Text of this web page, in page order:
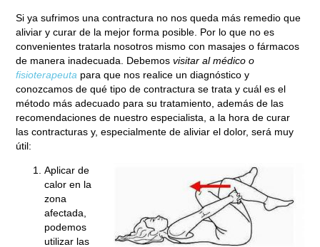
Si ya sufrimos una contractura no nos queda más remedio que
aliviar y curar de la mejor forma posible. Por lo que no es
convenientes tratarla nosotros mismo con masajes o fármacos
de manera inadecuada. Debemosvisitar al médico o
fisioterapeuta para que nos realice un diagnóstico y
conozcamos de qué tipo de contractura se trata y cuál es el
método más adecuado para su tratamiento, además de las
recomendaciones de nuestro especialista, a la hora de curar
las contracturas y, especialmente de aliviar el dolor, será muy
útil:
Aplicar de
calor en la
zona
afectada
podemos
utilizar las